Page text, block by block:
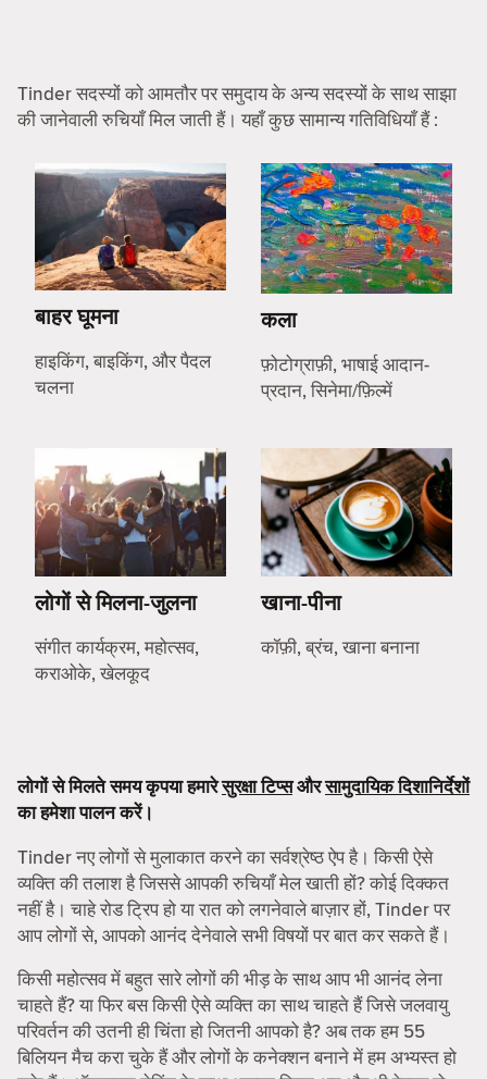
Tinder सदस्यों को आमतौर पर समुदाय के अन्य सदस्यों के साथ साझा
की जानेवाली रुचियाँ मिल जाती हैं। यहाँ कुछ सामान्य गतिविधियाँ हैं :
बाहर घूमना
हाइकिंग, बाइकिंग, और पैदल
चलना
कला
फ़ोटोग्राफ़ी, भाषाई आदान-
प्रदान, सिनेमा/फ़िल्में
लोगों से मिलना-जुलना
संगीत कार्यक्रम, महोत्सव,
कराओके, खेलकूद
खाना-पीना
कॉफ़ी, ब्रंच, खाना बनाना
लोगों से मिलते समय कृपया हमारेसुरक्षा टिप्सऔरसामुदायिक दिशानिर्देशों
का हमेशा पालन करें।
Tinder नए लोगों से मुलाकात करने का सर्वश्रेष्ठ ऐप है। किसी ऐसे
व्यक्ति की तलाश है जिससे आपकी रुचियाँ मेल खाती हों? कोई दिक्कत
नहीं है। चाहे रोड ट्रिप हो या रात को लगनेवाले बाज़ार हों, Tinder पर
आप लोगों से, आपको आनंद देनेवाले सभी विषयों पर बात कर सकते हैं।
किसी महोत्सव में बहुत सारे लोगों की भीड़ के साथ आप भी आनंद लेना
चाहते हैं? या फिर बस किसी ऐसे व्यक्ति का साथ चाहते हैं जिसे जलवायु
परिवर्तन की उतनी ही चिंता हो जितनी आपको है? अब तक हम 55
बिलियन मैच करा चुके हैं और लोगों के कनेक्शन बनाने में हम अभ्यस्त हो